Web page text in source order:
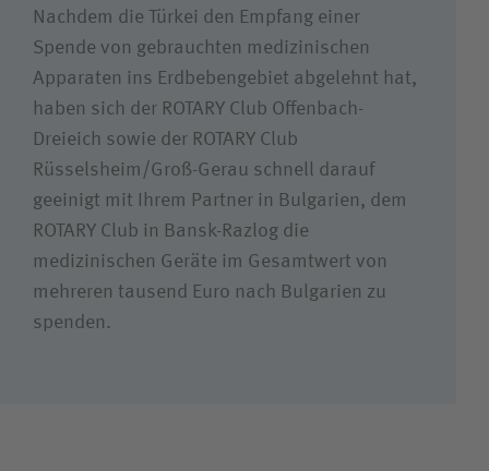
Karriere
Wie können wir Ihnen helfen?
Suchwert
Nachdem die Türkei den Empfang einer
Spende von gebrauchten medizinischen
Apparaten ins Erdbebengebiet abgelehnt hat,
haben sich der ROTARY Club Offenbach-
Dreieich sowie der ROTARY Club
Rüsselsheim/Groß-Gerau schnell darauf
geeinigt mit Ihrem Partner in Bulgarien, dem
ROTARY Club in Bansk-Razlog die
medizinischen Geräte im Gesamtwert von
mehreren tausend Euro nach Bulgarien zu
spenden.